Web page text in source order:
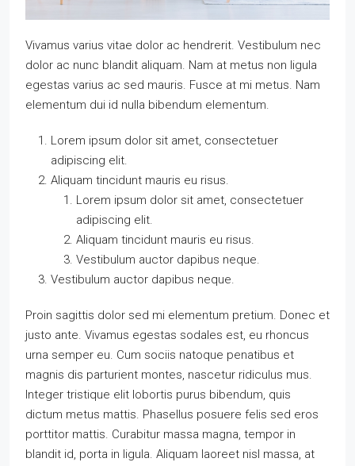
Vivamus varius vitae dolor ac hendrerit. Vestibulum nec
dolor ac nunc blandit aliquam. Nam at metus non ligula
egestas varius ac sed mauris. Fusce at mi metus. Nam
elementum dui id nulla bibendum elementum.
Lorem ipsum dolor sit amet, consectetuer
adipiscing elit.
Aliquam tincidunt mauris eu risus.
Lorem ipsum dolor sit amet, consectetuer
adipiscing elit.
Aliquam tincidunt mauris eu risus.
Vestibulum auctor dapibus neque.
Vestibulum auctor dapibus neque.
Proin sagittis dolor sed mi elementum pretium. Donec et
justo ante. Vivamus egestas sodales est, eu rhoncus
urna semper eu. Cum sociis natoque penatibus et
magnis dis parturient montes, nascetur ridiculus mus.
Integer tristique elit lobortis purus bibendum, quis
dictum metus mattis. Phasellus posuere felis sed eros
porttitor mattis. Curabitur massa magna, tempor in
blandit id, porta in ligula. Aliquam laoreet nisl massa, at